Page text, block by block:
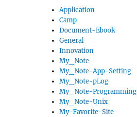
Application
Camp
Document-Ebook
General
Innovation
My_Note
My_Note-App-Setting
My_Note-pLog
My_Note-Programming
My_Note-Unix
My-Favorite-Site